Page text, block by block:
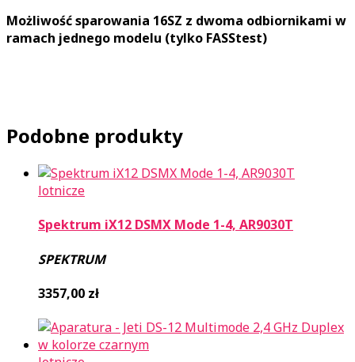
Możliwość sparowania 16SZ z dwoma odbiornikami w
ramach jednego modelu (tylko FASStest)
Podobne produkty
lotnicze
Spektrum iX12 DSMX Mode 1-4, AR9030T
SPEKTRUM
3357,00 zł